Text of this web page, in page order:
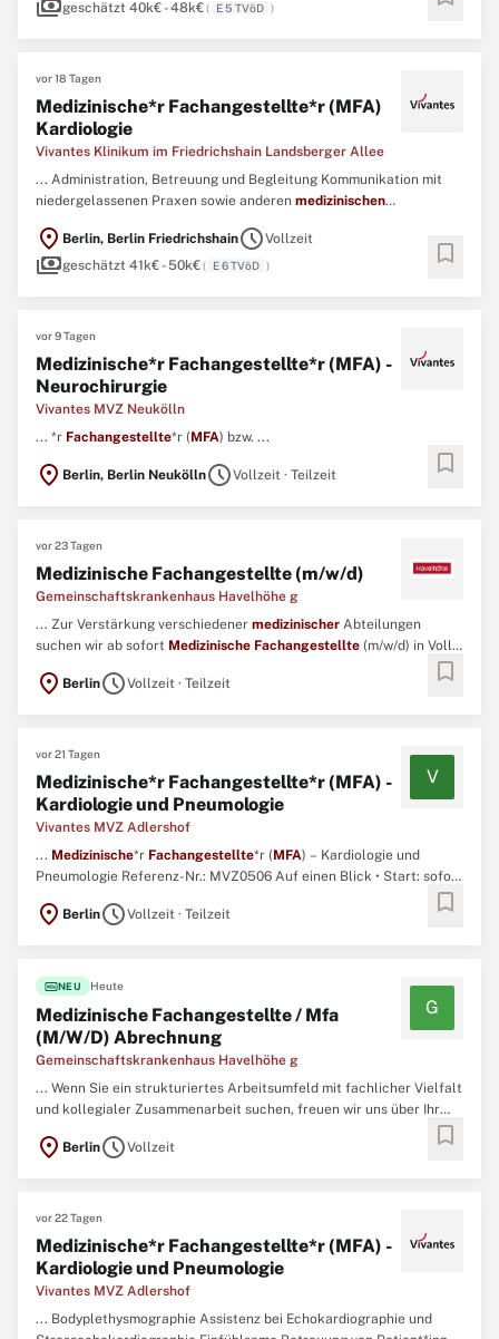
Urologie Bewerbungsfrist: 16.08.2026 Sie möchten Patient*innen ...
paymentsgeschätzt 40k€ - 48k€( E 5 TVöD )
vor 18 Tagen
Medizinische*r Fachangestellte*r (MFA)
Kardiologie
Vivantes Klinikum im Friedrichshain Landsberger Allee
... Administration, Betreuung und Begleitung Kommunikation mit
niedergelassenen Praxen sowie anderen medizinischen
Medizinische*rFachangestellte*r (MFA) bzw. ...
location_on Berlin, Berlin FriedrichshainscheduleVollzeit
paymentsgeschätzt 41k€ - 50k€( E 6 TVöD ) bookmark
vor 9 Tagen
Medizinische*r Fachangestellte*r (MFA) -
Neurochirurgie
Vivantes MVZ Neukölln
... *r Fachangestellte*r (MFA) bzw. ...
location_on Berlin, Berlin NeuköllnscheduleVollzeit · Teilzeit bookmark
vor 23 Tagen
Medizinische Fachangestellte (m/w/d)
Gemeinschaftskrankenhaus Havelhöhe g
... Zur Verstärkung verschiedener medizinischer Abteilungen
suchen wir ab sofort Medizinische Fachangestellte (m/w/d) in Voll-
und Teilzeit. Aufgaben Koordination der organisatorischen Abläufe
der Station (z. B. ...
location_on BerlinscheduleVollzeit · Teilzeit bookmark
vor 21 Tagen
Medizinische*r Fachangestellte*r (MFA) -
Kardiologie und Pneumologie
Vivantes MVZ Adlershof
V
... Medizinische*r Fachangestellte*r (MFA) – Kardiologie und
Pneumologie Referenz-Nr.: MVZ0506 Auf einen Blick • Start: sofort
unbefristet • Entgelt: nach Tarifvertrag Vivantes
location_on BerlinscheduleVollzeit · Teilzeit bookmark
fiber_newNEU Heute
Medizinische Fachangestellte / Mfa
(M/W/D) Abrechnung
Gemeinschaftskrankenhaus Havelhöhe g
G
... Wenn Sie ein strukturiertes Arbeitsumfeld mit fachlicher Vielfalt
und kollegialer Zusammenarbeit suchen, freuen wir uns über Ihr
zum/zurMedizinischen
location_on BerlinscheduleVollzeit bookmark
vor 22 Tagen
Medizinische*r Fachangestellte*r (MFA) -
Kardiologie und Pneumologie
Vivantes MVZ Adlershof
... Bodyplethysmographie Assistenz bei Echokardiographie und